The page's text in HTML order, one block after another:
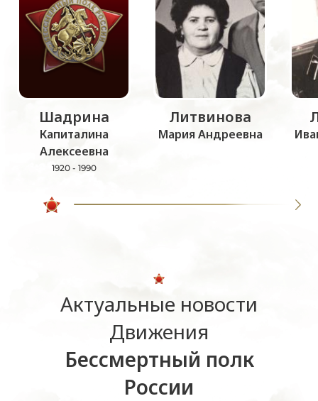
Шадрина
Капиталина
Алексеевна
1920 - 1990
Литвинова
Мария Андреевна
Актуальные новости
Движения
Бессмертный полк
России